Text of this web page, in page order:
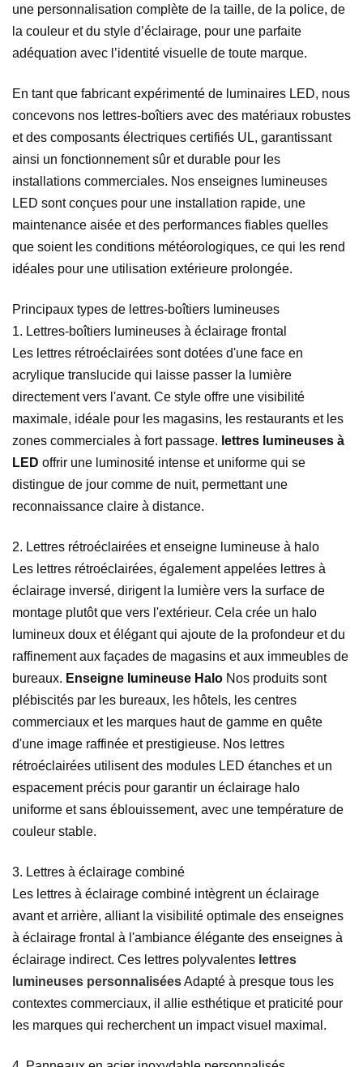
une personnalisation complète de la taille, de la police, de
la couleur et du style d’éclairage, pour une parfaite
adéquation avec l’identité visuelle de toute marque.
En tant que fabricant expérimenté de luminaires LED, nous
concevons nos lettres-boîtiers avec des matériaux robustes
et des composants électriques certifiés UL, garantissant
ainsi un fonctionnement sûr et durable pour les
installations commerciales. Nos enseignes lumineuses
LED sont conçues pour une installation rapide, une
maintenance aisée et des performances fiables quelles
que soient les conditions météorologiques, ce qui les rend
idéales pour une utilisation extérieure prolongée.
Principaux types de lettres-boîtiers lumineuses
1. Lettres-boîtiers lumineuses à éclairage frontal
Les lettres rétroéclairées sont dotées d'une face en
acrylique translucide qui laisse passer la lumière
directement vers l'avant. Ce style offre une visibilité
maximale, idéale pour les magasins, les restaurants et les
zones commerciales à fort passage. lettres lumineuses à
LED offrir une luminosité intense et uniforme qui se
distingue de jour comme de nuit, permettant une
reconnaissance claire à distance.
2. Lettres rétroéclairées et enseigne lumineuse à halo
Les lettres rétroéclairées, également appelées lettres à
éclairage inversé, dirigent la lumière vers la surface de
montage plutôt que vers l'extérieur. Cela crée un halo
lumineux doux et élégant qui ajoute de la profondeur et du
raffinement aux façades de magasins et aux immeubles de
bureaux. Enseigne lumineuse Halo Nos produits sont
plébiscités par les bureaux, les hôtels, les centres
commerciaux et les marques haut de gamme en quête
d'une image raffinée et prestigieuse. Nos lettres
rétroéclairées utilisent des modules LED étanches et un
espacement précis pour garantir un éclairage halo
uniforme et sans éblouissement, avec une température de
couleur stable.
3. Lettres à éclairage combiné
Les lettres à éclairage combiné intègrent un éclairage
avant et arrière, alliant la visibilité optimale des enseignes
à éclairage frontal à l'ambiance élégante des enseignes à
éclairage indirect. Ces lettres polyvalentes lettres
lumineuses personnaliséesAdapté à presque tous les
contextes commerciaux, il allie esthétique et praticité pour
les marques qui recherchent un impact visuel maximal.